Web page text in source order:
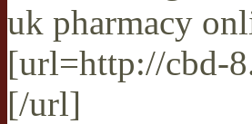
uk pharmacy
[url=http://cbd-
[/url]